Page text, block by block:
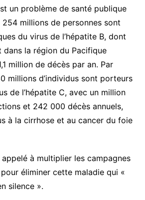
un problème de santé publique
millions de personnes sont
du virus de l’hépatite B, dont
dans la région du Pacifique
million de décès par an. Par
millions d’individus sont porteurs
de l’hépatite C, avec un million
et 242 000 décès annuels,
à la cirrhose et au cancer du foie
appelé à multiplier les campagnes
éliminer cette maladie qui «
silence ».